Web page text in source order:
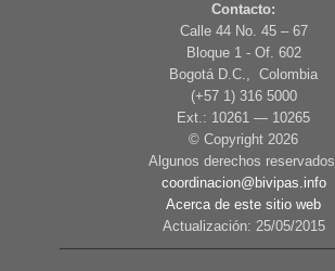
Contacto:
Calle 44 No. 45 – 67
Bloque 1 - Of. 602
Bogotá D.C., Colombia
(+57 1) 316 5000
Ext.: 10261 — 10265
© Copyright 2026
Algunos derechos reservados.
coordinacion@bivipas.info
Acerca de este sitio web
Actualización: 25/05/2015